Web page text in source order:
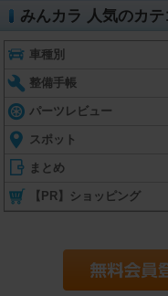
みんカラ 人気のカテ
車種別
整備手帳
パーツレビュー
スポット
まとめ
【PR】ショッピング